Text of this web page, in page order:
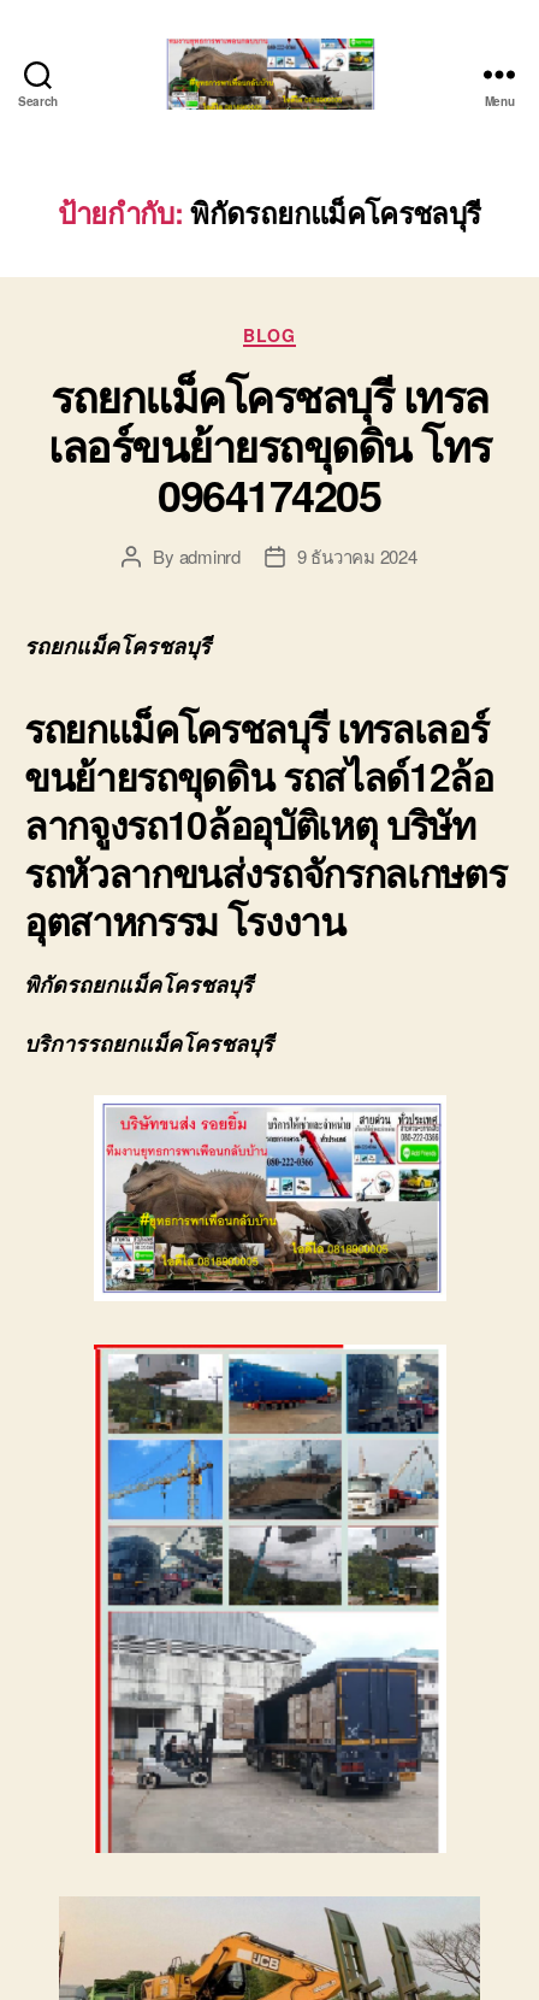
Search
ยก
ของ
ติดต่อ
0640711613,
Menu
ป้ายกำกับ: พิกัดรถยกแม็คโครชลบุรี
Categories
BLOG
รถยกแม็คโครชลบุรี เทรล
เลอร์ขนย้ายรถขุดดิน โทร
0964174205
PostBy adminrd
Post9 ธันวาคม 2024
รถยกแม็คโครชลบุรี
รถยกแม็คโครชลบุรี เทรลเลอร์
ขนย้ายรถขุดดิน รถสไลด์12ล้อ
ลากจูงรถ10ล้ออุบัติเหตุ บริษัท
รถหัวลากขนส่งรถจักรกลเกษตร
อุตสาหกรรม โรงงาน
พิกัดรถยกแม็คโครชลบุรี
บริการรถยกแม็คโครชลบุรี